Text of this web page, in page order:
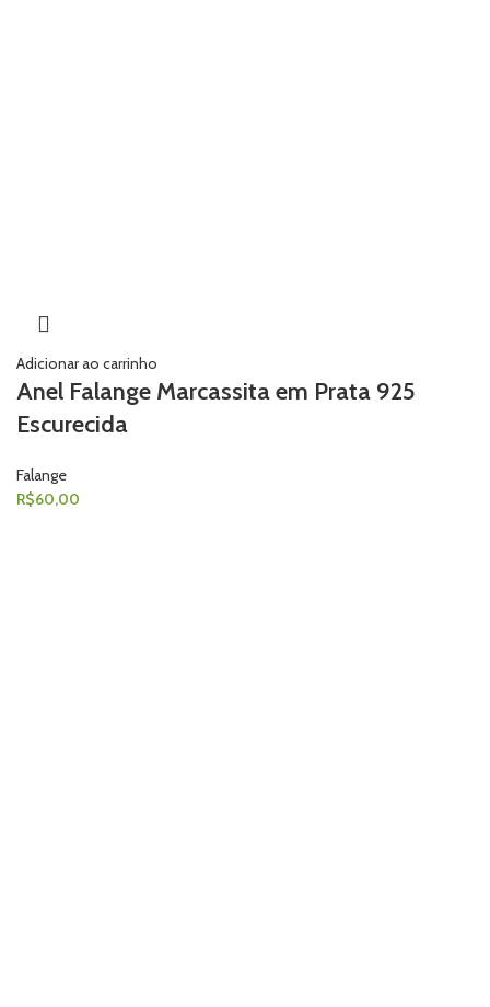
Adicionar ao carrinho
Anel Falange Marcassita em Prata 925
Escurecida
Falange
R$60,00